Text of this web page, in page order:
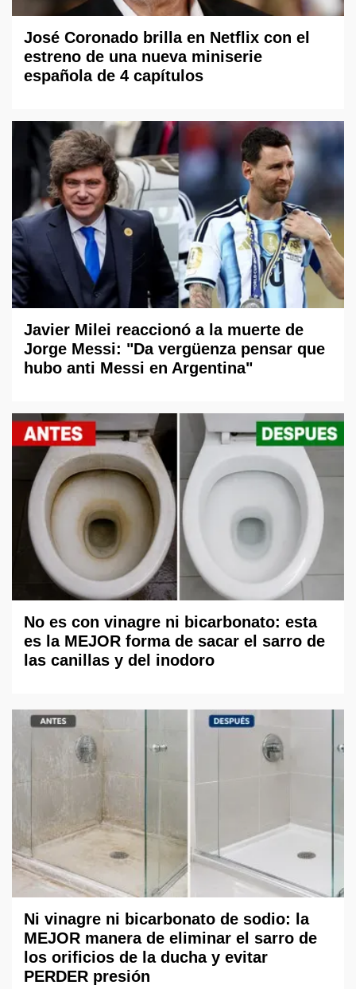
José Coronado brilla en Netflix con el
estreno de una nueva miniserie
española de 4 capítulos
Javier Milei reaccionó a la muerte de
Jorge Messi: "Da vergüenza pensar que
hubo anti Messi en Argentina"
No es con vinagre ni bicarbonato: esta
es la MEJOR forma de sacar el sarro de
las canillas y del inodoro
Ni vinagre ni bicarbonato de sodio: la
MEJOR manera de eliminar el sarro de
los orificios de la ducha y evitar
PERDER presión